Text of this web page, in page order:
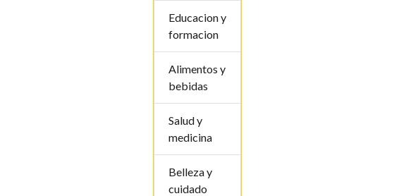
Educacion y
formacion
Alimentos y
bebidas
Salud y
medicina
Belleza y
cuidado